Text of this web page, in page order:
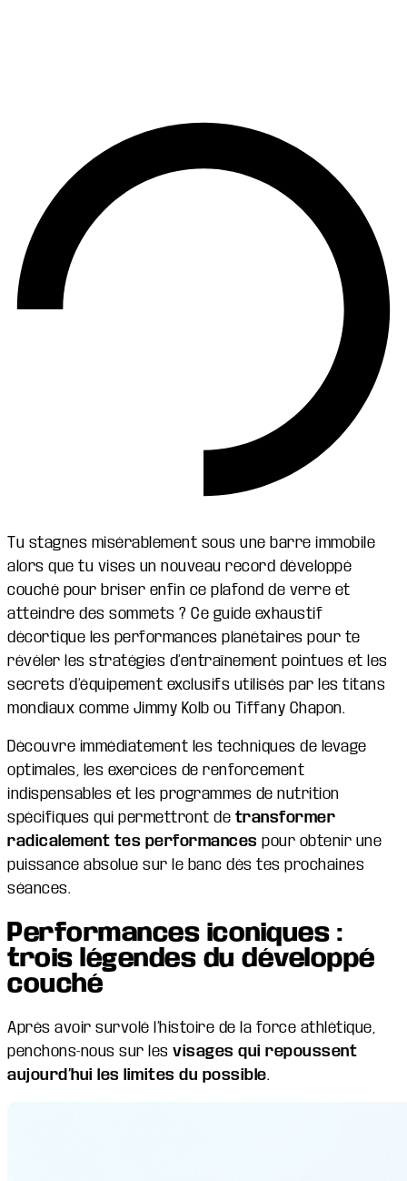
Tu stagnes misérablement sous une barre immobile
alors que tu vises un nouveau record développé
couché pour briser enfin ce plafond de verre et
atteindre des sommets ? Ce guide exhaustif
décortique les performances planétaires pour te
révéler les stratégies d’entraînement pointues et les
secrets d’équipement exclusifs utilisés par les titans
mondiaux comme Jimmy Kolb ou Tiffany Chapon.
Découvre immédiatement les techniques de levage
optimales, les exercices de renforcement
indispensables et les programmes de nutrition
spécifiques qui permettront de transformer
radicalement tes performances pour obtenir une
puissance absolue sur le banc dès tes prochaines
séances.
Performances iconiques :
trois légendes du développé
couché
Après avoir survolé l’histoire de la force athlétique,
penchons-nous sur les visages qui repoussent
aujourd’hui les limites du possible.